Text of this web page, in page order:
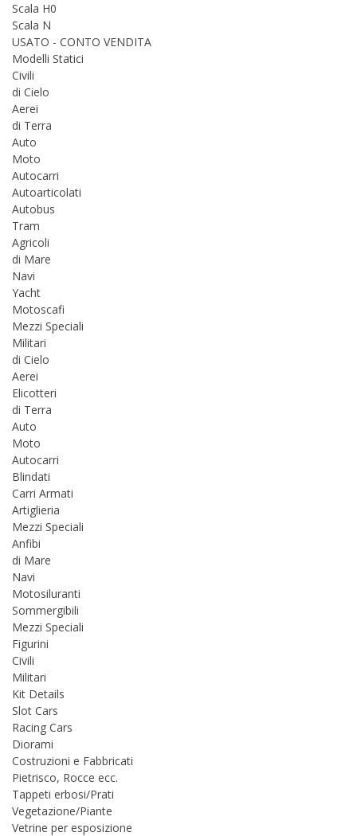
Scala H0
Scala N
USATO - CONTO VENDITA
Modelli Statici
Civili
di Cielo
Aerei
di Terra
Auto
Moto
Autocarri
Autoarticolati
Autobus
Tram
Agricoli
di Mare
Navi
Yacht
Motoscafi
Mezzi Speciali
Militari
di Cielo
Aerei
Elicotteri
di Terra
Auto
Moto
Autocarri
Blindati
Carri Armati
Artiglieria
Mezzi Speciali
Anfibi
di Mare
Navi
Motosiluranti
Sommergibili
Mezzi Speciali
Figurini
Civili
Militari
Kit Details
Slot Cars
Racing Cars
Diorami
Costruzioni e Fabbricati
Pietrisco, Rocce ecc.
Tappeti erbosi/Prati
Vegetazione/Piante
Vetrine per esposizione